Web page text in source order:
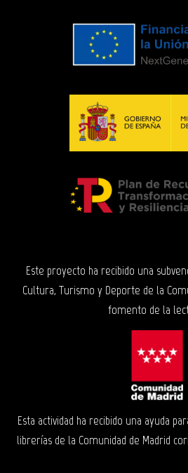
Este proyecto ha recibido una
Cultura, Turismo y Deporte de la
fomento de la
Esta actividad ha recibido una ayuda
librerías de la Comunidad de Madrid